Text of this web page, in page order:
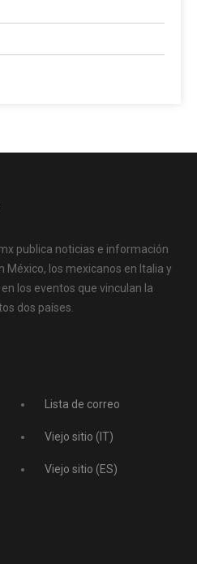
publica noticias e información
México, los mexicanos en Italia y
los eventos que vinculan la
dos países.
Lista de correo
Viejo sitio (IT)
Viejo sitio (ES)